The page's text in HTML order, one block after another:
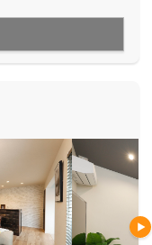
5万円台から、自己
います。土地探しや
すべてをお手伝い